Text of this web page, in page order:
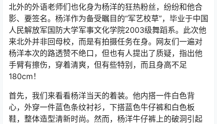
北外的外语老师们也化身为杨洋的狂热粉丝，纷纷和他合
影、要签名。杨洋作为备受瞩目的“军艺校草”，毕业于中国
人民解放军国防大学军事文化学院2003级舞蹈系。此次他
来北外并非回母校，而是有拍摄任务在身。网友们一遍对
杨洋本次的路透赞不绝口，但也有人提出了质疑，指出他
手臂有擦伤，穿着清爽，但有些特别，而且身高不足
180cm！
首先，我们来看看杨洋当天的着装。他内搭一件白色背
心，外穿一件蓝色条纹衬衫，下搭蓝色牛仔裤和白色板
鞋，整体造型清新时尚。然而，杨洋牛仔裤上的破洞引起